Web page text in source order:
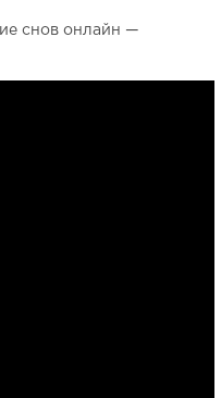
снов онлайн —